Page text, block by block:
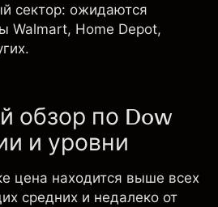
сектор: ожидаются
Walmart, Home Depot,
обзор по Dow
и уровни
цена находится выше всех
средних и недалеко от